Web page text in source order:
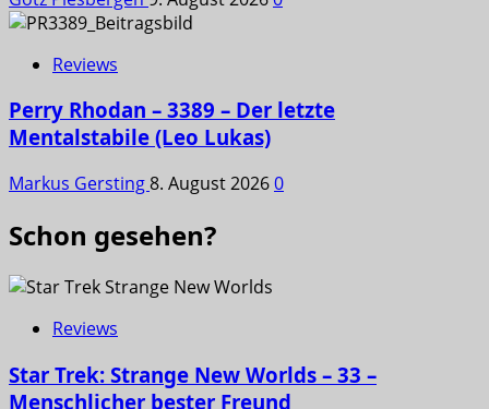
Reviews
Perry Rhodan – 3389 – Der letzte
Mentalstabile (Leo Lukas)
Markus Gersting8. August 20260
Schon gesehen?
Reviews
Star Trek: Strange New Worlds – 33 –
Menschlicher bester Freund